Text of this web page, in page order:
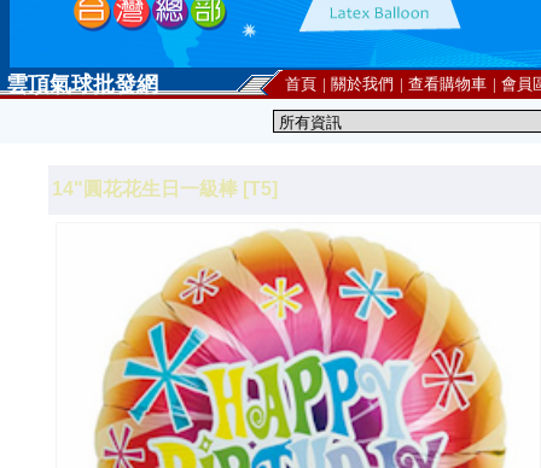
雲頂氣球批發網 首頁 | 關於我們 | 查看購物車 | 會員
14"圓花花生日一級棒 [T5]